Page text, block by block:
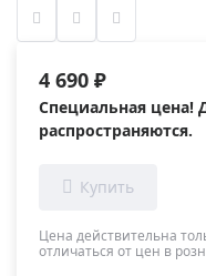
4 690 ₽
Специальная цена!
распространяются.
Цена действительна
отличаться от цен в